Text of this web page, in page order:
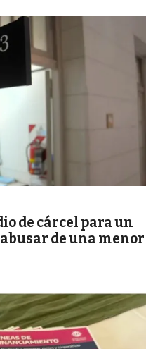
de cárcel para un
de una menor